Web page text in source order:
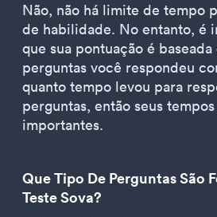
Não, não há limite de tempo
de habilidade. No entanto, é
que sua pontuação é baseada
perguntas você respondeu
quanto tempo levou para
perguntas, então seus
importantes.
Que Tipo De Perguntas São
Teste Sova?